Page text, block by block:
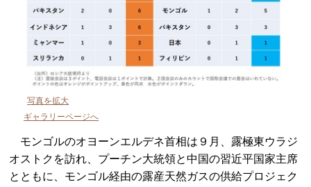
写真を拡大
ギャラリーページへ
モンゴルのオヨーンエルデネ首相は９月、露極東ウラジ
オストクを訪れ、プーチン大統領と中国の習近平国家主席
とともに、モンゴル経由の露産天然ガスの供給プロジェク